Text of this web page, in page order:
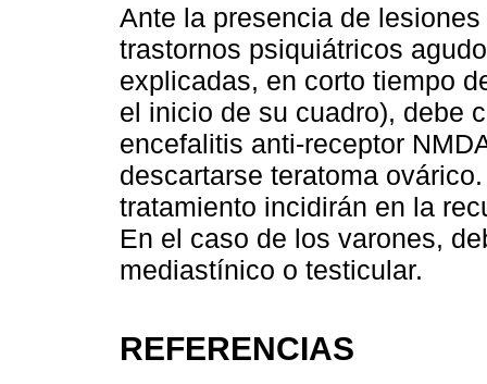
Ante la presencia de
trastornos psiquiátricos
explicadas, en corto tiempo
el inicio de su cuadro), debe
encefalitis anti-receptor
descartarse teratoma
tratamiento incidirán en la
En el caso de los varones,
mediastínico o testicular.
REFERENCIAS